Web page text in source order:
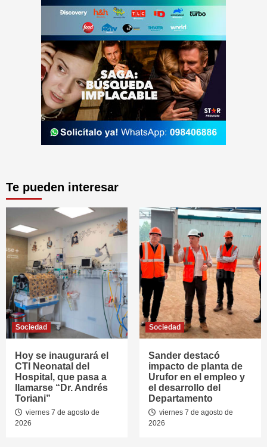
Te pueden interesar
Sociedad
Hoy se inaugurará el
CTI Neonatal del
Hospital, que pasa a
llamarse “Dr. Andrés
Toriani”
viernes 7 de agosto de
2026
Sociedad
Sander destacó
impacto de planta de
Urufor en el empleo y
el desarrollo del
Departamento
viernes 7 de agosto de
2026